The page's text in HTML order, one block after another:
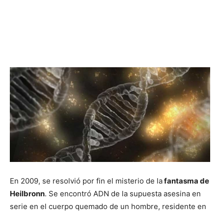
En 2009, se resolvió por fin el misterio de lafantasma de
Heilbronn. Se encontró ADN de la supuesta asesina en
serie en el cuerpo quemado de un hombre, residente en